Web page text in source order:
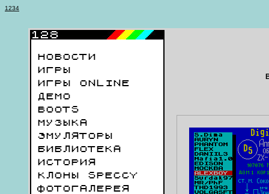
1234
НОВОСТИ
ИГРЫ
ИГРЫ ONLINE
ДЕМО
BOOTS
МУЗЫКА
ЭМУЛЯТОРЫ
БИБЛИОТЕКА
ИСТОРИЯ
КЛОНЫ SPECCY
ФОТОГАЛЕРЕЯ